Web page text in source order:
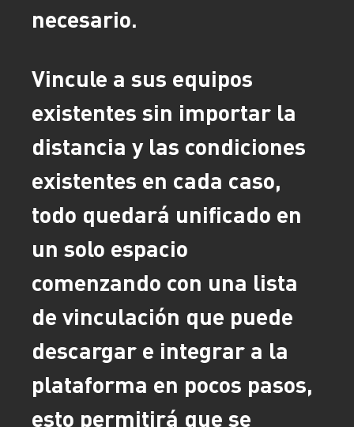
necesario.
Vincule a sus equipos
existentes sin importar la
distancia y las condiciones
existentes en cada caso,
todo quedará unificado en
un solo espacio
comenzando con una lista
de vinculación que puede
descargar e integrar a la
plataforma en pocos pasos,
esto permitirá que se